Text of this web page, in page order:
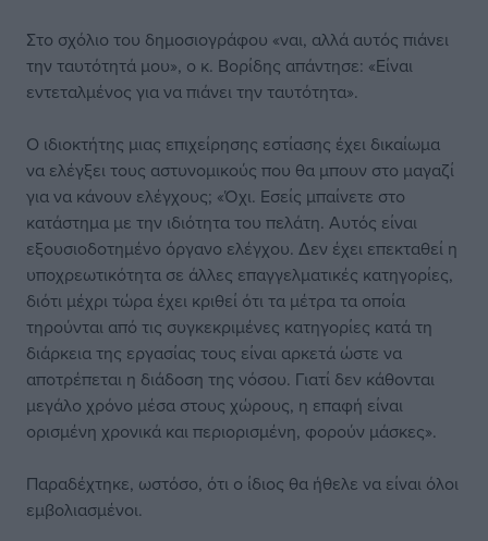
Στο σχόλιο του δημοσιογράφου «ναι, αλλά αυτός πιάνει
την ταυτότητά μου», ο κ. Βορίδης απάντησε: «Είναι
εντεταλμένος για να πιάνει την ταυτότητα».
Ο ιδιοκτήτης μιας επιχείρησης εστίασης έχει δικαίωμα
να ελέγξει τους αστυνομικούς που θα μπουν στο μαγαζί
για να κάνουν ελέγχους; «Όχι. Εσείς μπαίνετε στο
κατάστημα με την ιδιότητα του πελάτη. Αυτός είναι
εξουσιοδοτημένο όργανο ελέγχου. Δεν έχει επεκταθεί η
υποχρεωτικότητα σε άλλες επαγγελματικές κατηγορίες,
διότι μέχρι τώρα έχει κριθεί ότι τα μέτρα τα οποία
τηρούνται από τις συγκεκριμένες κατηγορίες κατά τη
διάρκεια της εργασίας τους είναι αρκετά ώστε να
αποτρέπεται η διάδοση της νόσου. Γιατί δεν κάθονται
μεγάλο χρόνο μέσα στους χώρους, η επαφή είναι
ορισμένη χρονικά και περιορισμένη, φορούν μάσκες».
Παραδέχτηκε, ωστόσο, ότι ο ίδιος θα ήθελε να είναι όλοι
εμβολιασμένοι.